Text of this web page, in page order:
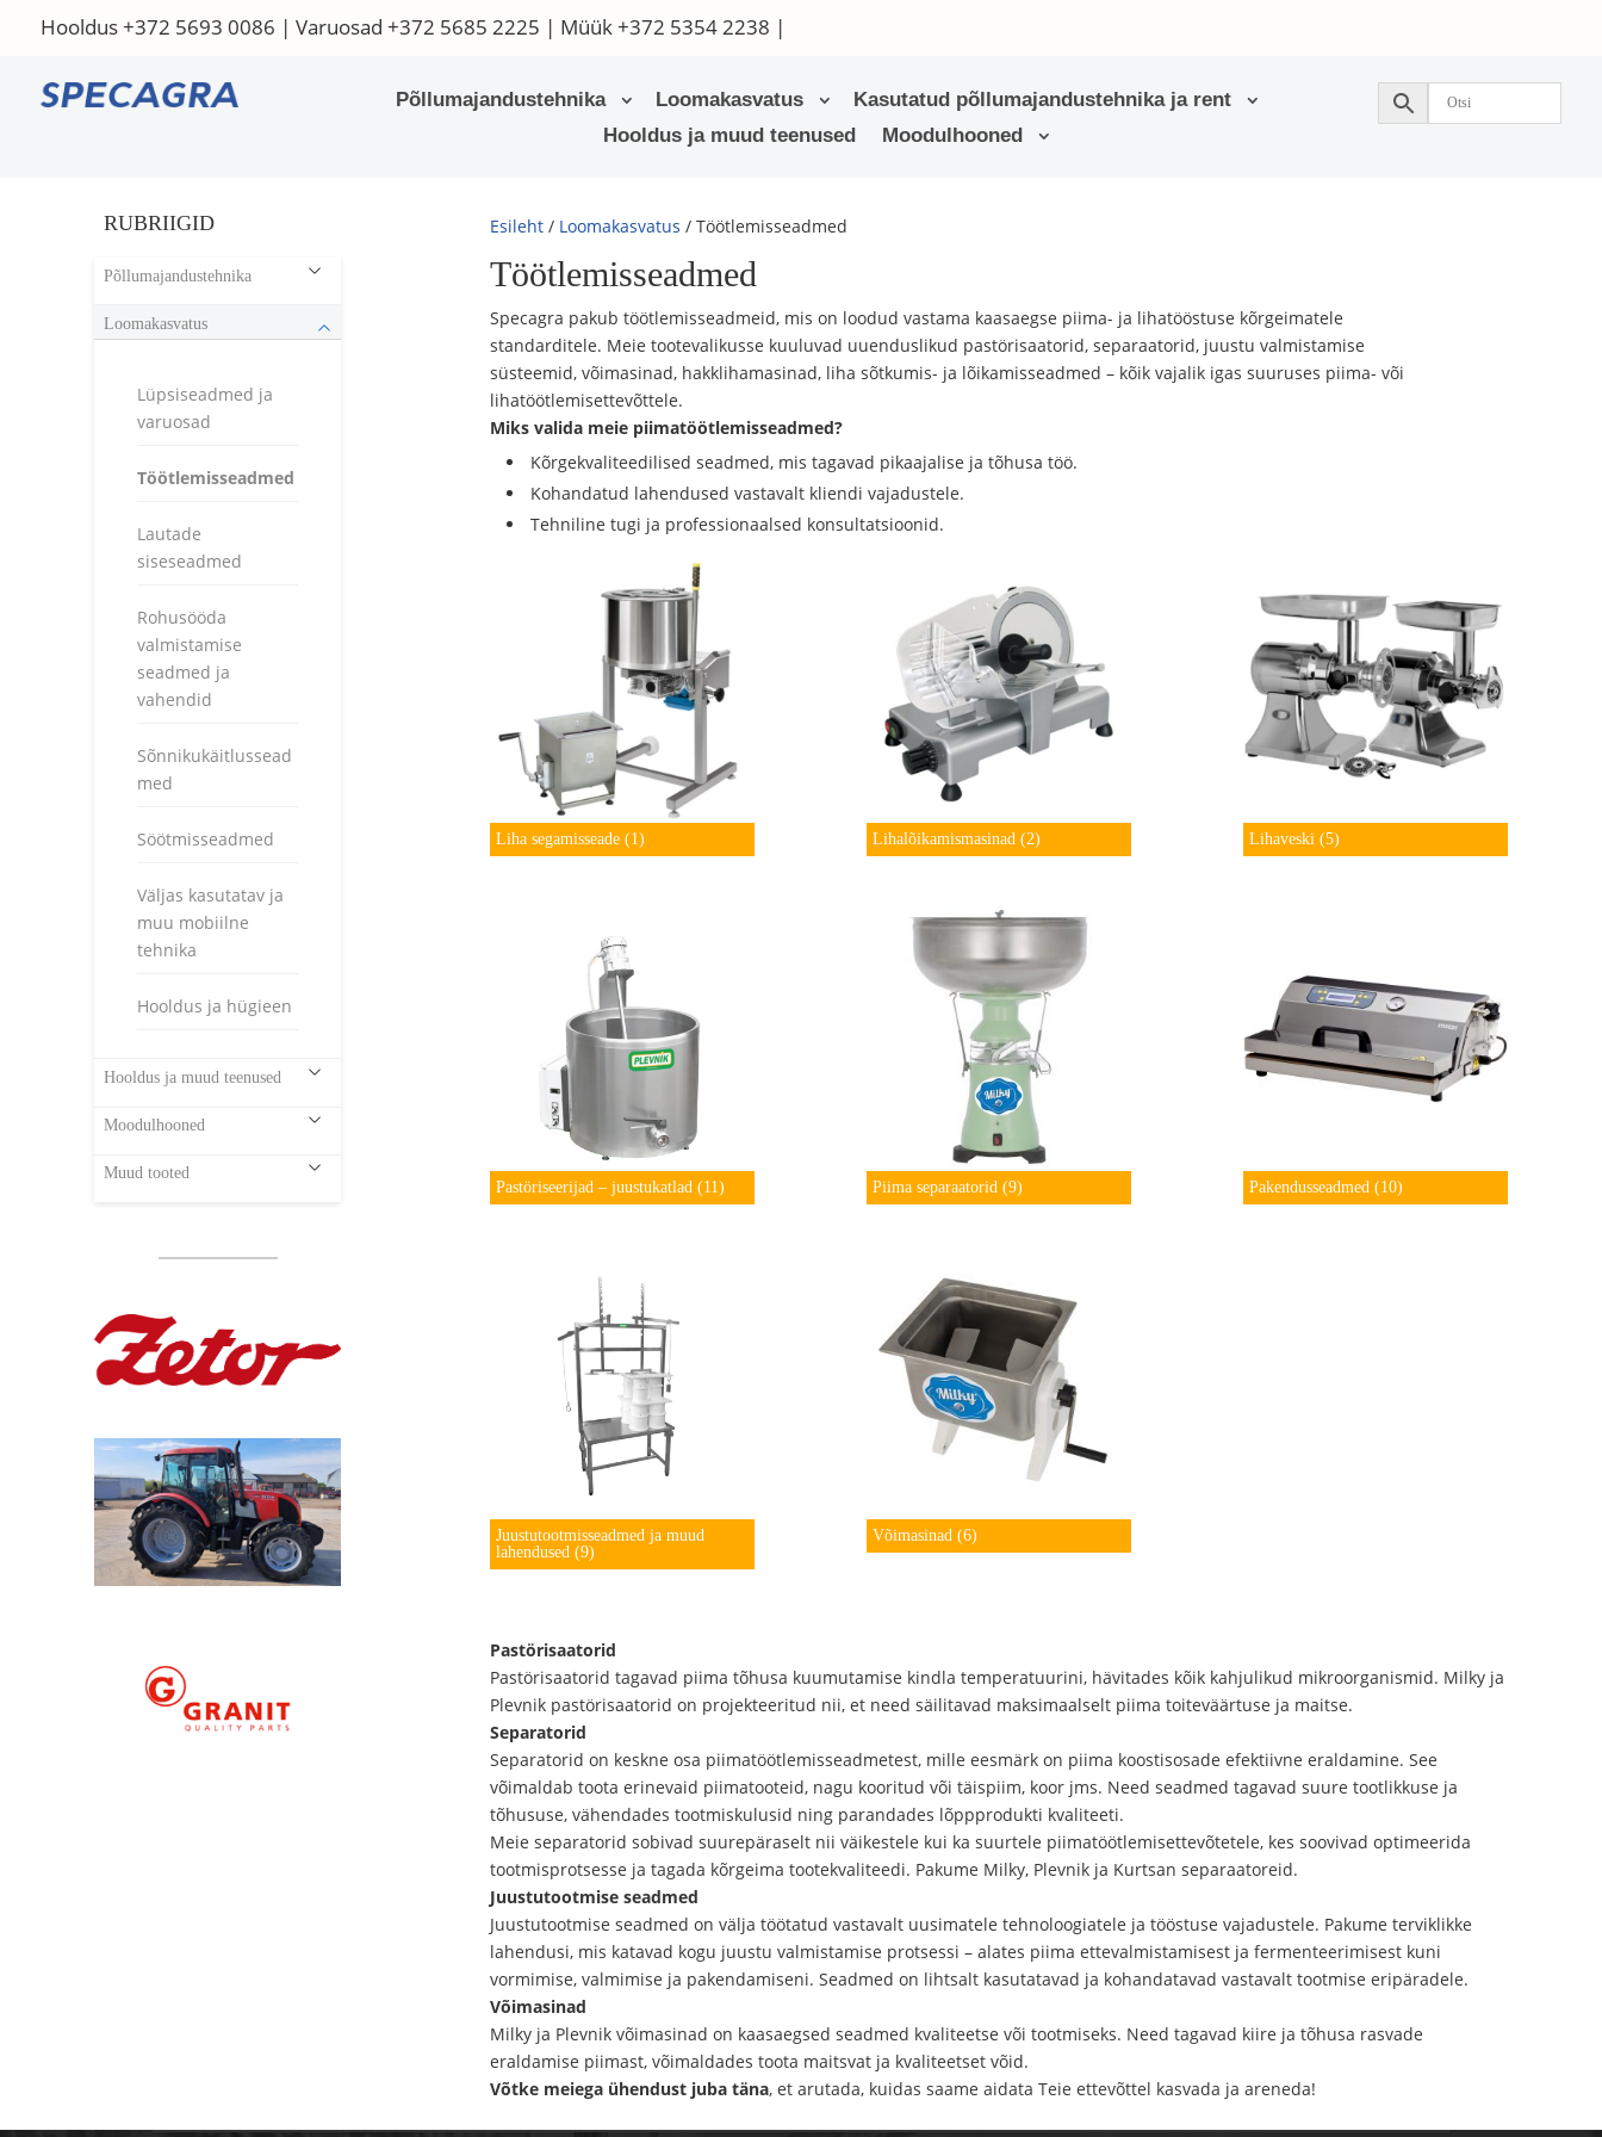
Hooldus+372 5693 0086 | Varuosad +372 5685 2225 | Müük+372 5354 2238 |
Põllumajandustehnika Loomakasvatus
Kasutatud põllumajandustehnika ja rent
Hooldus ja muud teenused
Moodulhooned
Esileht / Loomakasvatus / Töötlemisseadmed
Töötlemisseadmed
Specagra pakub töötlemisseadmeid, mis on loodud vastama kaasaegse piima- ja lihatööstuse kõrgeimatele
standarditele. Meie tootevalikusse kuuluvad uuenduslikud pastörisaatorid, separaatorid, juustu valmistamise
süsteemid, võimasinad, hakklihamasinad, liha sõtkumis- ja lõikamisseadmed – kõik vajalik igas suuruses piima- või
lihatöötlemisettevõttele.
Miks valida meie piimatöötlemisseadmed?
Kõrgekvaliteedilised seadmed, mis tagavad pikaajalise ja tõhusa töö.
Kohandatud lahendused vastavalt kliendi vajadustele.
Tehniline tugi ja professionaalsed konsultatsioonid.
Liha segamisseade(1) Lihalõikamismasinad (2) Lihaveski (5)
Pastöriseerijad – juustukatlad(11) Piima separaatorid (9) Pakendusseadmed (10)
Juustutootmisseadmed ja muud
lahendused(9)
Võimasinad (6)
Pastörisaatorid
Pastörisaatorid tagavad piima tõhusa kuumutamise kindla temperatuurini, hävitades kõik kahjulikud mikroorganismid. Milky ja
Plevnik pastörisaatorid on projekteeritud nii, et need säilitavad maksimaalselt piima toiteväärtuse ja maitse.
Separatorid
Separatorid on keskne osa piimatöötlemisseadmetest, mille eesmärk on piima koostisosade efektiivne eraldamine. See
võimaldab toota erinevaid piimatooteid, nagu kooritud või täispiim, koor jms. Need seadmed tagavad suure tootlikkuse ja
tõhususe, vähendades tootmiskulusid ning parandades lõppprodukti kvaliteeti.
Meie separatorid sobivad suurepäraselt nii väikestele kui ka suurtele piimatöötlemisettevõtetele, kes soovivad optimeerida
tootmisprotsesse ja tagada kõrgeima tootekvaliteedi. Pakume Milky, Plevnik ja Kurtsan separaatoreid.
Juustutootmise seadmed
Juustutootmise seadmed on välja töötatud vastavalt uusimatele tehnoloogiatele ja tööstuse vajadustele. Pakume terviklikke
lahendusi, mis katavad kogu juustu valmistamise protsessi – alates piima ettevalmistamisest ja fermenteerimisest kuni
vormimise, valmimise ja pakendamiseni. Seadmed on lihtsalt kasutatavad ja kohandatavad vastavalt tootmise eripäradele.
Võimasinad
Milky ja Plevnik võimasinad on kaasaegsed seadmed kvaliteetse või tootmiseks. Need tagavad kiire ja tõhusa rasvade
eraldamise piimast, võimaldades toota maitsvat ja kvaliteetset võid.
Võtke meiega ühendust juba täna, et arutada, kuidas saame aidata Teie ettevõttel kasvada ja areneda!
RUBRIIGID
Põllumajandustehnika
Loomakasvatus
Lüpsiseadmed ja
varuosad
Töötlemisseadmed
Lautade
siseseadmed
Rohusööda
valmistamise
seadmed ja
vahendid
Sõnnikukäitlussead
med
Söötmisseadmed
Väljas kasutatav ja
muu mobiilne
tehnika
Hooldus ja hügieen
Hooldus ja muud teenused
Moodulhooned
Muud tooted